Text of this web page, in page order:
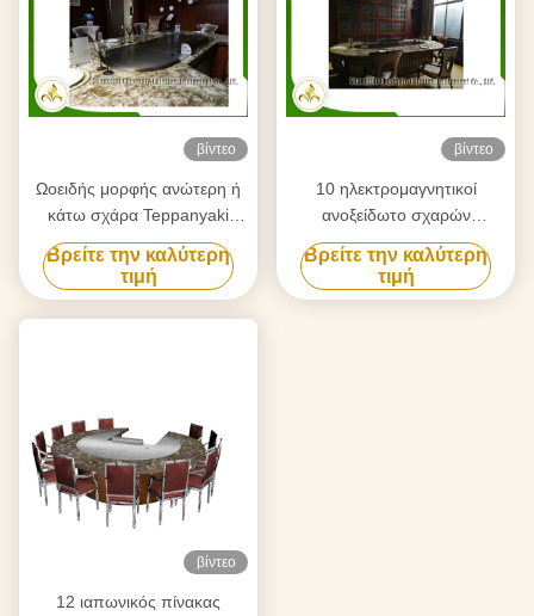
βίντεο
Ωοειδής μορφής ανώτερη ή
κάτω σχάρα Teppanyaki
θερμαστρών σωλήνων
εξαγωγής ηλεκτρική για την
εγχώρια χρήση
Βρείτε την καλύτερη
τιμή
βίντεο
10 ηλεκτρομαγνητικοί
ανοξείδωτο σχαρών
θέρμανσης ιαπωνικοί
Teppanyaki καθισμάτων και
χάλυβας κραμάτων
Βρείτε την καλύτερη
τιμή
βίντεο
12 ιαπωνικός πίνακας